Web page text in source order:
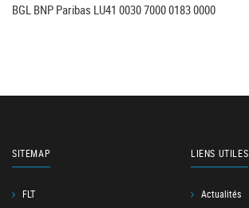
BGL BNP Paribas LU41 0030 7000 0183 0000
SITEMAP
FLT
LIENS UTILES
Actualités